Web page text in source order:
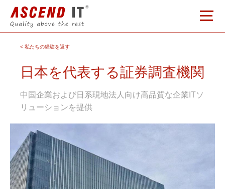
< 私たちの経験を返す
日本を代表する証券調査機関
中国企業および日系現地法人向け高品質な企業ITソ
リューションを提供